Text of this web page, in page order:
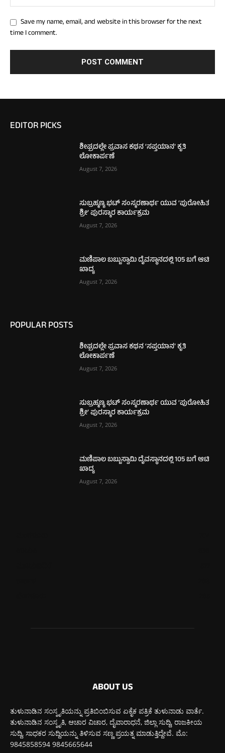
Save my name, email, and website in this browser for the next
time I comment.
EDITOR PICKS
ಶೀಘ್ರದಲ್ಲೇ ಪ್ರವಾಸ ಕಥನ ‘ಸಪ್ತಯಾನ’ ಕೃತಿ
ಲೋಕಾರ್ಪಣೆ
August 7, 2026
ಸುಬ್ರಹ್ಮಣ್ಯ ಭಟ್ ಸಂಸ್ಮರಣಾರ್ಥ ಯುವ ‘ಪುರೋಹಿತ
ಶ್ರೀ’ ಪುರಸ್ಕಾರ ಕಾರ್ಯಕ್ರಮ
August 7, 2026
ಮಣಿಪಾಲ ಬಬ್ಬುಸ್ವಾಮಿ ದೈವಸ್ಥಾನದಲ್ಲಿ 105 ಬಗೆ ಆಟಿ
ಖಾದ್ಯ
August 7, 2026
POPULAR POSTS
ಶೀಘ್ರದಲ್ಲೇ ಪ್ರವಾಸ ಕಥನ ‘ಸಪ್ತಯಾನ’ ಕೃತಿ
ಲೋಕಾರ್ಪಣೆ
August 7, 2026
ಸುಬ್ರಹ್ಮಣ್ಯ ಭಟ್ ಸಂಸ್ಮರಣಾರ್ಥ ಯುವ ‘ಪುರೋಹಿತ
ಶ್ರೀ’ ಪುರಸ್ಕಾರ ಕಾರ್ಯಕ್ರಮ
August 7, 2026
ಮಣಿಪಾಲ ಬಬ್ಬುಸ್ವಾಮಿ ದೈವಸ್ಥಾನದಲ್ಲಿ 105 ಬಗೆ ಆಟಿ
ಖಾದ್ಯ
August 7, 2026
ABOUT US
ತುಳುನಾಡಿನ ಸಂಸ್ಕೃತಿಯನ್ನು ಪ್ರತಿಬಿಂಬಿಸುವ ಏಕೈಕ ಪತ್ರಿಕೆ ತುಳುನಾಡು ವಾರ್ತೆ.
ತುಳುನಾಡಿನ ಸಂಸ್ಕೃತಿ, ಆಚಾರ ವಿಚಾರ, ದೈವಾರಾಧನೆ, ಜಿಲ್ಲಾ ಸುದ್ದಿ, ರಾಜಕೀಯ
ಸುದ್ದಿ, ಸಾಧಕರ ಸುದ್ದಿಯನ್ನು ತಿಳಿಸುವ ಸಣ್ಣ ಪ್ರಯತ್ನ ಮಾಡುತ್ತಿದ್ದೇವೆ. ಮೊ:
9845858594 9845665644